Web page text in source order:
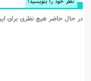
در حال حاضر هیچ نظری برای